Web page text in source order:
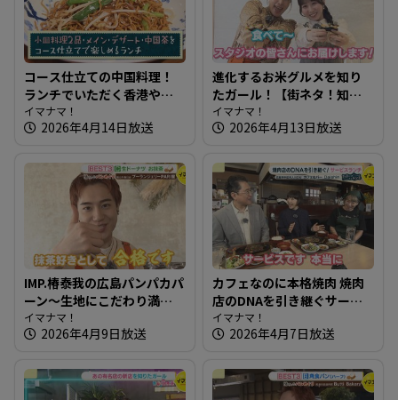
コース仕立ての中国料理！
ランチでいただく香港やき
そば～犀の角【たまにはそ
とランチ】
イマナマ！
2026年4月14日放送
進化するお米グルメを知り
たガール！【街ネタ！知り
たガール】
イマナマ！
2026年4月13日放送
IMP.椿泰我の広島パンパカパ
ーン～生地にこだわり満
点！レストランでも使用の
パン
イマナマ！
2026年4月9日放送
カフェなのに本格焼肉 焼肉
店のDNAを引き継ぐサービ
スランチ～カフェ＆バー
Daishin【たまにはそとラン
イマナマ！
2026年4月7日放送